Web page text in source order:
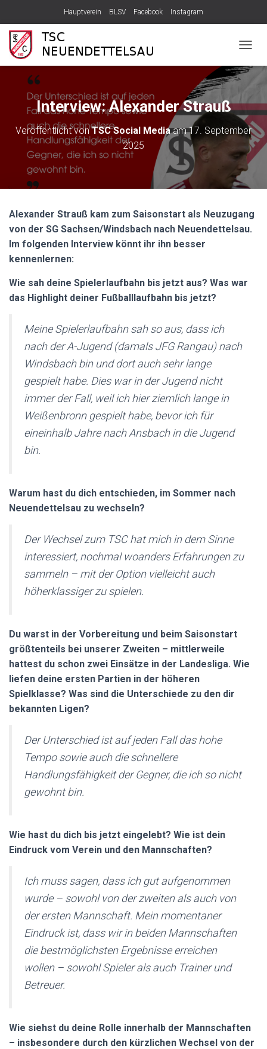
Hauptverein BLSV Facebook Instagram
A
A
T
I
O
N
U
S
H
Interview: Alexander Strauß
Veröffentlicht vonTSC Social Mediaam17. September
2025
Alexander Strauß kam zum Saisonstart als Neuzugang
von der SG Sachsen/Windsbach nach Neuendettelsau.
Im folgenden Interview könnt ihr ihn besser
kennenlernen:
Wie sah deine Spielerlaufbahn bis jetzt aus? Was war
das Highlight deiner Fußballlaufbahn bis jetzt?
Meine Spielerlaufbahn sah so aus, dass ich
nach der A-Jugend (damals JFG Rangau) nach
Windsbach bin und dort auch sehr lange
gespielt habe. Dies war in der Jugend nicht
immer der Fall, weil ich hier ziemlich lange in
Weißenbronn gespielt habe, bevor ich für
eineinhalb Jahre nach Ansbach in die Jugend
bin.
Warum hast du dich entschieden, im Sommer nach
Neuendettelsau zu wechseln?
Der Wechsel zum TSC hat mich in dem Sinne
interessiert, nochmal woanders Erfahrungen zu
sammeln – mit der Option vielleicht auch
höherklassiger zu spielen.
Du warst in der Vorbereitung und beim Saisonstart
größtenteils bei unserer Zweiten – mittlerweile
hattest du schon zwei Einsätze in der Landesliga. Wie
liefen deine ersten Partien in der höheren
Spielklasse? Was sind die Unterschiede zu den dir
bekannten Ligen?
Der Unterschied ist auf jeden Fall das hohe
Tempo sowie auch die schnellere
Handlungsfähigkeit der Gegner, die ich so nicht
gewohnt bin.
Wie hast du dich bis jetzt eingelebt? Wie ist dein
Eindruck vom Verein und den Mannschaften?
Ich muss sagen, dass ich gut aufgenommen
wurde – sowohl von der zweiten als auch von
der ersten Mannschaft. Mein momentaner
Eindruck ist, dass wir in beiden Mannschaften
die bestmöglichsten Ergebnisse erreichen
wollen – sowohl Spieler als auch Trainer und
Betreuer.
Wie siehst du deine Rolle innerhalb der Mannschaften
– insbesondere durch den kürzlichen Wechsel von der